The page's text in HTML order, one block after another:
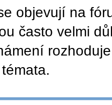
objevují na
často velmi